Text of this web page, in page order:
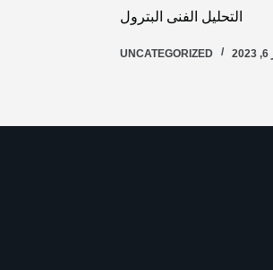
التحليل الفنى البترول
UNCATEGORIZED